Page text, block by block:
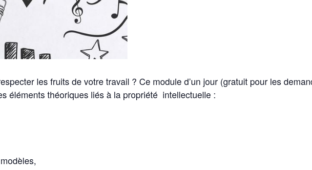
les fruits de votre travail ? Ce module d’un jour (gratuit pour les
éléments théoriques liés à la propriété intellectuelle :